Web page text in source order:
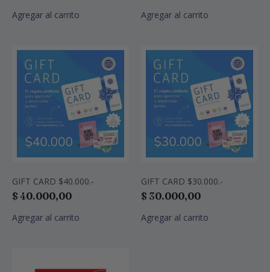
Agregar al carrito Agregar al carrito
GIFT CARD $40.000.-
$ 40.000,00
Agregar al carrito
GIFT CARD $30.000.-
$ 30.000,00
Agregar al carrito